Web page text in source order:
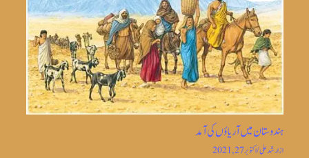
ہندوستان میں آریاؤں کی آمد
ازارشد علی/اکتوبر 27, 2021